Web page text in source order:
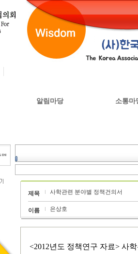
알림마당
교육부 주요정책
소통마
제목 사학관련 분야별 정책건의서
이름 은상호
<2012년도 정책연구 자료> 사